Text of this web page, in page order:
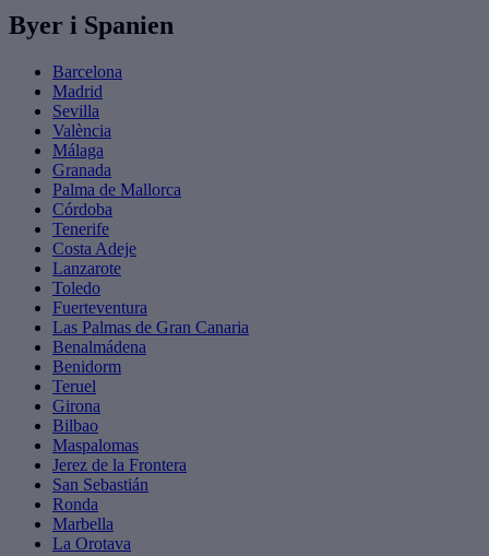
Byer i Spanien
Barcelona
Madrid
Sevilla
València
Málaga
Granada
Palma de Mallorca
Córdoba
Tenerife
Costa Adeje
Lanzarote
Toledo
Fuerteventura
Las Palmas de Gran Canaria
Benalmádena
Benidorm
Teruel
Girona
Bilbao
Maspalomas
Jerez de la Frontera
San Sebastián
Ronda
Marbella
La Orotava